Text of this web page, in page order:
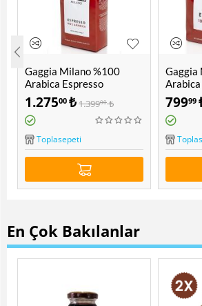
Gaggia Milano %100
Arabica Espresso
Çekirdek Kahve 1000 Gr
1.27500 ₺1.39900 ₺
Toplasepeti
Gaggia
79999
En Çok Bakılanlar